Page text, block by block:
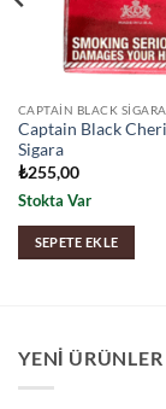
CAPTAIN BLACK SIGARA
Captain Black
Sigara
₺255,00
Stokta Var
SEPETE EKLE
YENI ÜRÜNLER